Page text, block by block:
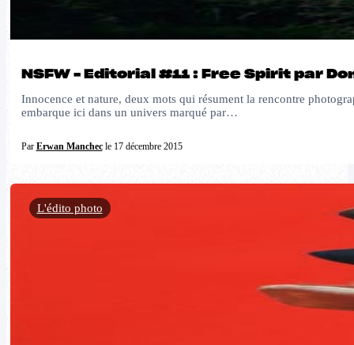
NSFW – Editorial #11 : Free Spirit par
Innocence et nature, deux mots qui résument la rencontre
embarque ici dans un univers marqué par…
Par Erwan Manchecle 17 décembre 2015
L'édito photo